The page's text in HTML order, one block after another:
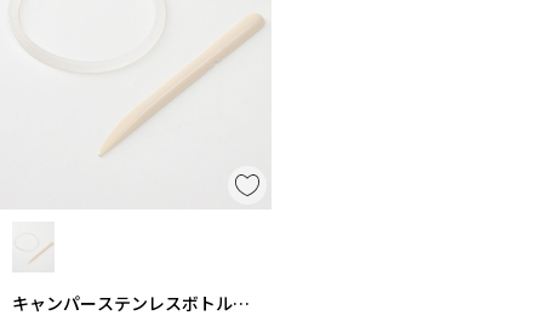
キャンパーステンレスボトルパ